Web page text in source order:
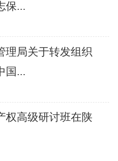
保...
理局关于转发组织
国...
高级研讨班在陕